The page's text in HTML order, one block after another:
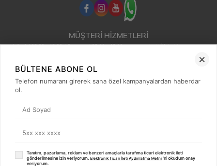
MÜŞTERİ HİZMETLERİ
Hafta içi 08:00 - 18:00 / Cumartesi 08:00 - 13:00 arası merak ettiğiniz tüm sorular ve
0850 515 01 10
Kategoriler
Popüler Ürünler
Popüler Markalar
İLETİŞİM
BÜLTENE ABONE OL
Telefon numaranı girerek sana özel kampanyalardan haberdar
ol.
Tanıtım, pazarlama, reklam ve benzeri amaçlarla tarafıma ticari elektronik ileti
gönderilmesine izin veriyorum. Elektronik Ticari İleti Aydınlatma Metni 'ni okudum onay
veriyorum.